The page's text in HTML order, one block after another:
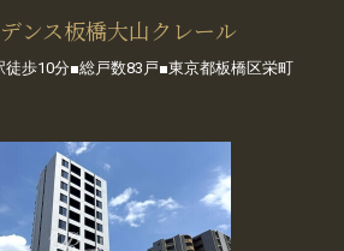
ンス板橋大山クレール
徒歩10分■総戸数83戸■東京都板橋区栄町